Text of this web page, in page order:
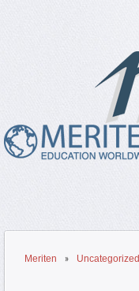
Meriten Uncategorized